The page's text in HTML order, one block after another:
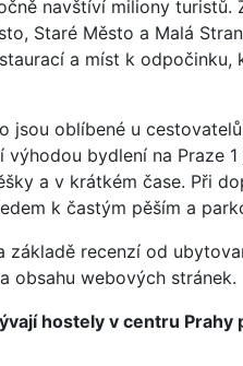
navštíví miliony turistů.
Staré Město a Malá
a míst k
jsou oblíbené u
bydlení na Praze
a v krátkém čase. Při
k častým pěším a
základě recenzí od
obsahu webových stránek.
hostely v centru Prahy